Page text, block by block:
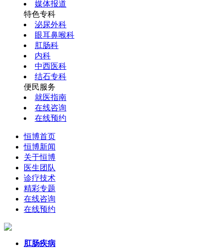
媒体报道
特色专科
泌尿外科
眼耳鼻喉科
肛肠科
内科
中西医科
结石专科
便民服务
就医指南
在线咨询
在线预约
恒博首页
恒博新闻
关于恒博
医生团队
诊疗技术
精彩专题
在线咨询
在线预约
肛肠疾病